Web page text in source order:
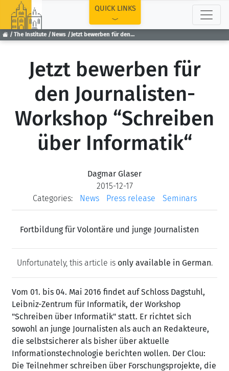
The Institute News Jetzt bewerben für den Journalisten-Workshop “Schreiben über Informatik“
QUICK LINKS
Jetzt bewerben für
den Journalisten-
Workshop “Schreiben
über Informatik“
Dagmar Glaser
2015-12-17
Categories:
News Press release Seminars
Fortbildung für Volontäre und junge Journalisten
Unfortunately, this article is only available in German.
Vom 01. bis 04. Mai 2016 findet auf Schloss Dagstuhl,
Leibniz-Zentrum für Informatik, der Workshop
"Schreiben über Informatik" statt. Er richtet sich
sowohl an junge Journalisten als auch an Redakteure,
die selbstsicherer als bisher über aktuelle
Informationstechnologie berichten wollen. Der Clou:
Die Teilnehmer schreiben über Forschungsprojekte, die